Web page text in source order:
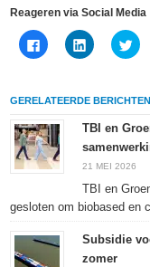
Reageren via Social Media
Klik
om
Facebook
(Wordt
een
nieuw
venster
geopend)
Klik
om
delen
(Wordt
een
venster
geopend)
Klik
om
GERELATEERDE BERICHTEN
TBI en
21 MEI 2026
TBI en
gesloten om biobased en
Subsidie
zomer